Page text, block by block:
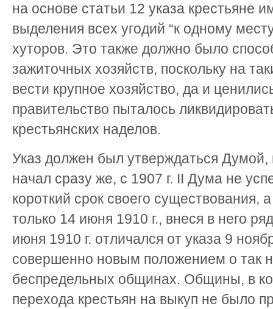
на основе статьи 12 указа крестьяне
выделения всех угодий “к одному
хуторов. Это также должно было
зажиточных хозяйств, поскольку на
вести крупное хозяйство, да и
правительство пыталось
крестьянских наделов.
Указ должен был утверждаться Думой,
начал сразу же, с 1907 г. II Дума не
короткий срок своего существования,
только 14 июня 1910 г., внеся в него
июня 1910 г. отличался от указа 9
совершенно новым положением о так
беспредельных общинах. Общины, в
перехода крестьян на выкуп не было